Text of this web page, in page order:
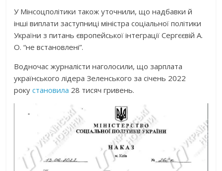
У Мінсоцполітики також уточнили, що надбавки й
інші виплати заступниці міністра соціальної політики
України з питань європейської інтеграції Сергєєвій А.
О. “не встановлені”.
Водночас журналісти наголосили, що зарплата
українського лідера Зеленського за січень 2022
рокустановила 28 тисяч гривень.